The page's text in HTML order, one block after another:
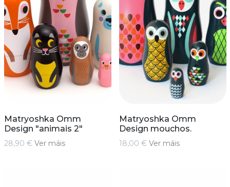
Matryoshka Omm
Design "animais 2"
28,90 € Ver máis
Matryoshka Omm
Design mouchos.
18,00 € Ver máis